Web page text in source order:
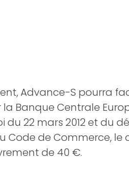
Advance-S pourra
Banque Centrale
22 mars 2012 et du
Code de Commerce,
de 40 €.